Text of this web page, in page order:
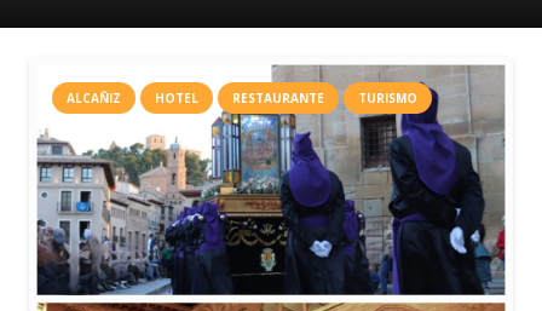
ALCAÑIZ HOTEL RESTAURANTE TURISMO